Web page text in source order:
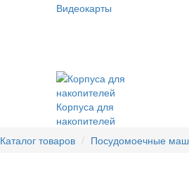
Видеокарты
Корпуса для
накопителей
Каталог товаров Посудомоечные